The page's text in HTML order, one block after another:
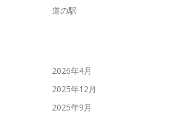
道の駅
2026年4月
2025年12月
2025年9月